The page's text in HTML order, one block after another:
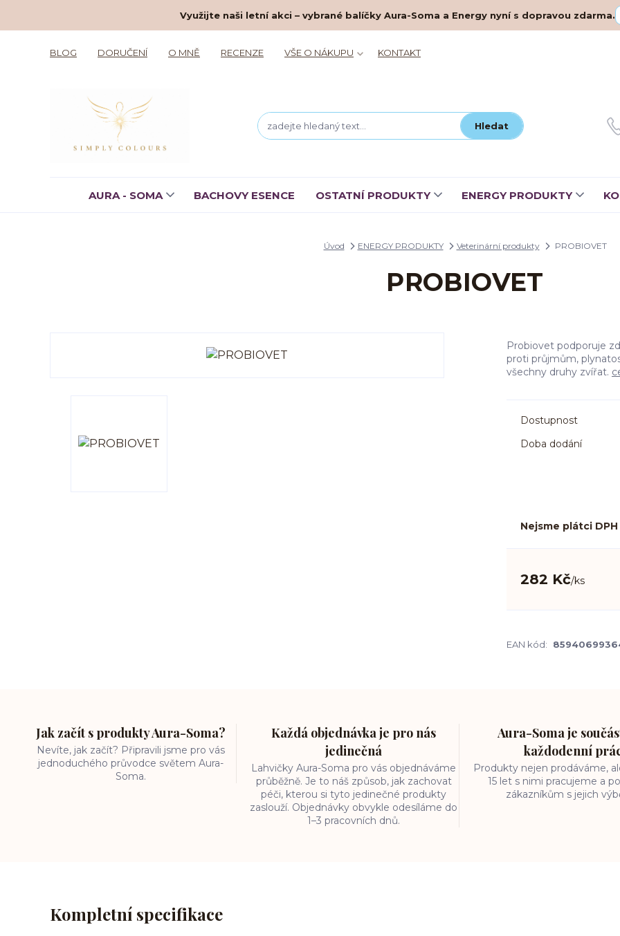
Využijte naši letní akci – vybrané balíčky Aura-Soma a Energy nyní s dopravou zdarma.
BLOG DORUČENÍ O MNĚ RECENZE VŠE O NÁKUPU KONTAKT
Hledat
AURA - SOMA BACHOVY ESENCE OSTATNÍ PRODUKTY ENERGY PRODUKTY
Úvod ENERGY PRODUKTY Veterinární produkty PROBIOVET
PROBIOVET
Probiovet podporuje
proti průjmům,
všechny druhy zvířat.
Dostupnost
Doba dodání
Nejsme plátci DPH
282 Kč/ks
EAN kód:
Jak začít s produkty Aura-Soma?
Nevíte, jak začít? Připravili jsme pro vás
jednoduchého průvodce světem Aura-
Soma.
Každá objednávka je pro nás
jedinečná
Lahvičky Aura-Soma pro vás objednáváme
průběžně. Je to náš způsob, jak zachovat
péči, kterou si tyto jedinečné produkty
zaslouží. Objednávky obvykle odesíláme do
1–3 pracovních dnů.
Aura-Soma je
každodenní
Produkty nejen prodáváme,
15 let s nimi pracujeme a
zákazníkům s jejich
Kompletní specifikace